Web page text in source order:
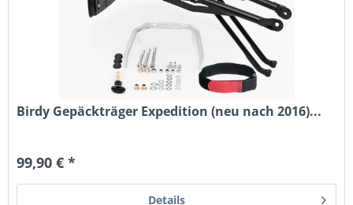
Birdy Gepäckträger Expedition (neu nach 2016)...
99,90 € *
Details